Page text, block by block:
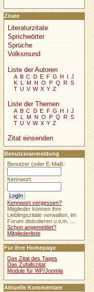
Zitate
Literaturzitate
Sprichwörter
Sprüche
Volksmund
Liste der Autoren
A B C D E F G H I J
K L M N O P Q R S
T U V W X Y Z
Liste der Themen
A B C D E F G H I J
K L M N O P Q R S
T U V W X Y Z
Zitat einsenden
Benutzeranmeldung
Benutzer (oder E-Mail):
Kennwort:
Kennwort vergessen?
Mitglieder können ihre
Lieblingszitate verwalten, im
Forum diskutieren u.v.m. ...
Schon angemeldet?
Mitgliederliste
Für Ihre Homepage
Das Zitat des Tages
Das Zufallszitat
Module für WP/Joomla
Aktuelle Kommentare